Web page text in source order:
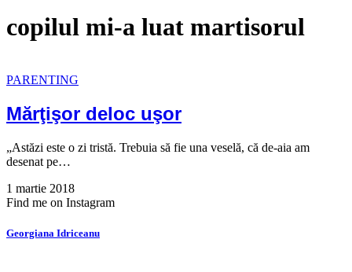
copilul mi-a luat martisorul
PARENTING
Mărţişor deloc uşor
„Astăzi este o zi tristă. Trebuia să fie una veselă, că de-aia am
desenat pe…
1 martie 2018
Find me on Instagram
Georgiana Idriceanu